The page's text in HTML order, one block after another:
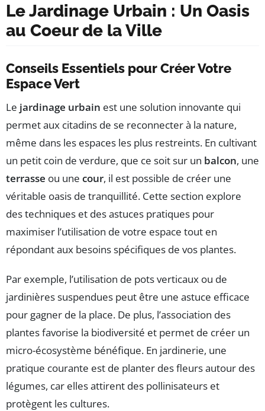
Le Jardinage Urbain : Un Oasis
au Coeur de la Ville
Conseils Essentiels pour Créer Votre
Espace Vert
Le jardinage urbain est une solution innovante qui
permet aux citadins de se reconnecter à la nature,
même dans les espaces les plus restreints. En cultivant
un petit coin de verdure, que ce soit sur un balcon, une
terrasse ou une cour, il est possible de créer une
véritable oasis de tranquillité. Cette section explore
des techniques et des astuces pratiques pour
maximiser l’utilisation de votre espace tout en
répondant aux besoins spécifiques de vos plantes.
Par exemple, l’utilisation de pots verticaux ou de
jardinières suspendues peut être une astuce efficace
pour gagner de la place. De plus, l’association des
plantes favorise la biodiversité et permet de créer un
micro-écosystème bénéfique. En jardinerie, une
pratique courante est de planter des fleurs autour des
légumes, car elles attirent des pollinisateurs et
protègent les cultures.